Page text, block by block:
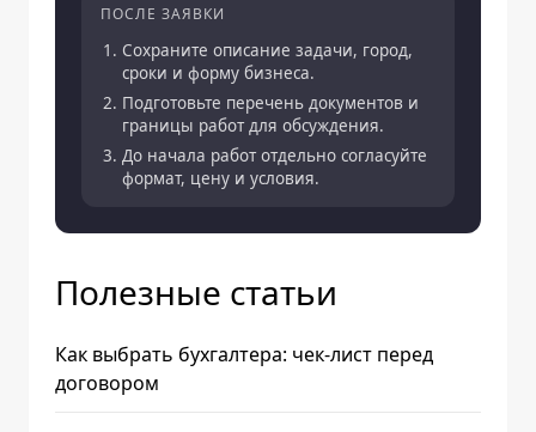
ПОСЛЕ ЗАЯВКИ
Сохраните описание задачи, город,
сроки и форму бизнеса.
Подготовьте перечень документов и
границы работ для обсуждения.
До начала работ отдельно согласуйте
формат, цену и условия.
Полезные статьи
Как выбрать бухгалтера: чек-лист перед
договором